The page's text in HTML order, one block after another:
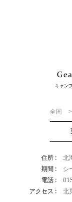
キャン
全国
住所 北
期間
シ
電話
アクセス
北